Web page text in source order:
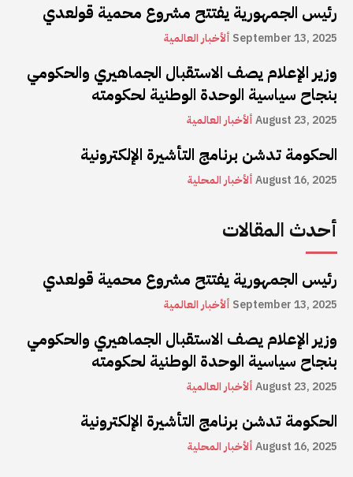
رئيس الجمهورية يفتتح مشروع محمية قولعدي
ألأخبار العالمية September 13, 2025
وزير الإعلام يصف الاستقبال الجماهيري والحكومي
بنجاح سياسية الوحدة الوطنية لحكومته
ألأخبار العالميةAugust 23, 2025
الحكومة تدشن برنامج التأشيرة الإلكترونية
ألأخبار المحليةAugust 16, 2025
أحدث المقالات
رئيس الجمهورية يفتتح مشروع محمية قولعدي
ألأخبار العالمية September 13, 2025
وزير الإعلام يصف الاستقبال الجماهيري والحكومي
بنجاح سياسية الوحدة الوطنية لحكومته
ألأخبار العالميةAugust 23, 2025
الحكومة تدشن برنامج التأشيرة الإلكترونية
ألأخبار المحليةAugust 16, 2025